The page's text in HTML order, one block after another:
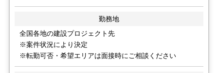
勤務地
全国各地の建設プロジェクト先
※案件状況により決定
※転勤可否・希望エリアは面接時にご相談ください